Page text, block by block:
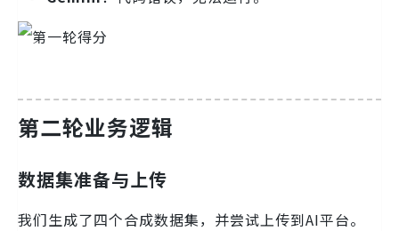
第二轮业务逻辑
数据集准备与上传
我们生成了四个合成数据集，并尝试上传到AI平台。